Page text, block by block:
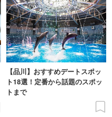
【品川】おすすめデートスポッ
ト18選！定番から話題のスポッ
トまで